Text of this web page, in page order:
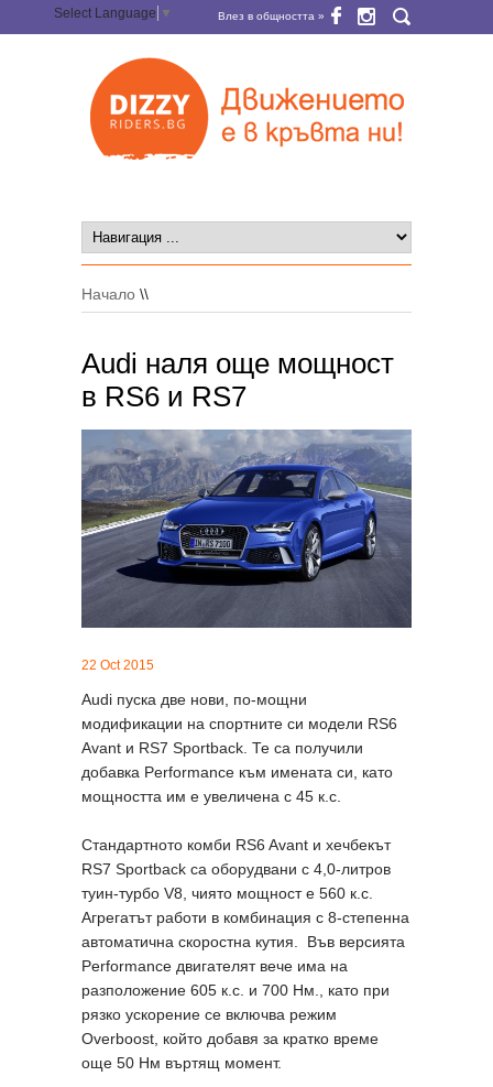
Select Language ▼ Влез в общността »
Начало \\
Audi наля още мощност
в RS6 и RS7
22 Oct 2015
Audi пуска две нови, по-мощни
модификации на спортните си модели RS6
Avant и RS7 Sportback. Те са получили
добавка Performance към имената си, като
мощността им е увеличена с 45 к.с.
Стандартното комби RS6 Avant и хечбекът
RS7 Sportback са оборудвани с 4,0-литров
туин-турбо V8, чиято мощност е 560 к.с.
Агрегатът работи в комбинация с 8-степенна
автоматична скоростна кутия. Във версията
Performance двигателят вече има на
разположение 605 к.с. и 700 Нм., като при
рязко ускорение се включва режим
Overboost, който добавя за кратко време
още 50 Нм въртящ момент.